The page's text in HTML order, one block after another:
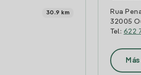
30.9 km
Rua
32005
Tel: 622